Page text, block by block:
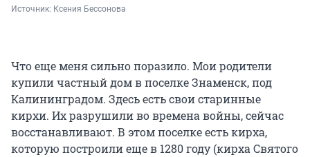
Источник: Ксения Бессонова
Что еще меня сильно поразило. Мои родители
купили частный дом в поселке Знаменск, под
Калининградом. Здесь есть свои старинные
кирхи. Их разрушили во времена войны, сейчас
восстанавливают. В этом поселке есть кирха,
которую построили еще в 1280 году (кирха Святого